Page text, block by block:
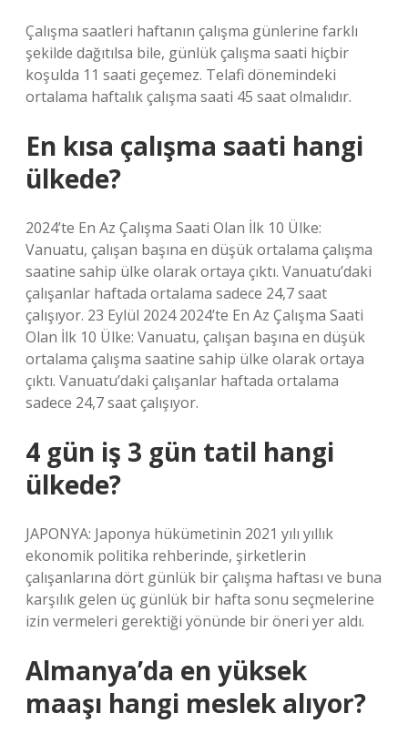
Çalışma saatleri haftanın çalışma günlerine farklı
şekilde dağıtılsa bile, günlük çalışma saati hiçbir
koşulda 11 saati geçemez. Telafi dönemindeki
ortalama haftalık çalışma saati 45 saat olmalıdır.
En kısa çalışma saati hangi
ülkede?
2024’te En Az Çalışma Saati Olan İlk 10 Ülke:
Vanuatu, çalışan başına en düşük ortalama çalışma
saatine sahip ülke olarak ortaya çıktı. Vanuatu’daki
çalışanlar haftada ortalama sadece 24,7 saat
çalışıyor. 23 Eylül 2024 2024’te En Az Çalışma Saati
Olan İlk 10 Ülke: Vanuatu, çalışan başına en düşük
ortalama çalışma saatine sahip ülke olarak ortaya
çıktı. Vanuatu’daki çalışanlar haftada ortalama
sadece 24,7 saat çalışıyor.
4 gün iş 3 gün tatil hangi
ülkede?
JAPONYA: Japonya hükümetinin 2021 yılı yıllık
ekonomik politika rehberinde, şirketlerin
çalışanlarına dört günlük bir çalışma haftası ve buna
karşılık gelen üç günlük bir hafta sonu seçmelerine
izin vermeleri gerektiği yönünde bir öneri yer aldı.
Almanya’da en yüksek
maaşı hangi meslek alıyor?